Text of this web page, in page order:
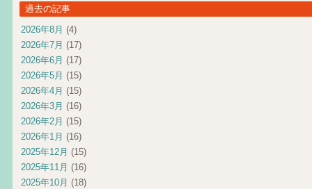
過去の記事
2026年8月 (4)
2026年7月 (17)
2026年6月 (17)
2026年5月 (15)
2026年4月 (15)
2026年3月 (16)
2026年2月 (15)
2026年1月 (16)
2025年12月 (15)
2025年11月 (16)
2025年10月 (18)